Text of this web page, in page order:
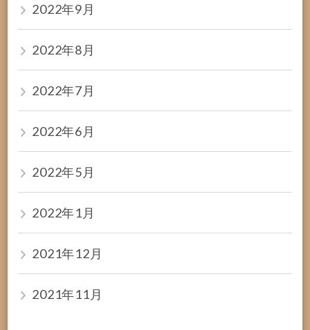
2022年9月
2022年8月
2022年7月
2022年6月
2022年5月
2022年1月
2021年12月
2021年11月